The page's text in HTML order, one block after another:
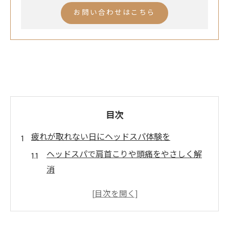
お問い合わせはこちら
目次
疲れが取れない日にヘッドスパ体験を
ヘッドスパで肩首こりや頭痛をやさしく解
消
枚方のドライヘッドスパ専門で深い癒しを